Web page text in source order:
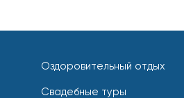
Оздоровительный отдых
Свадебные туры